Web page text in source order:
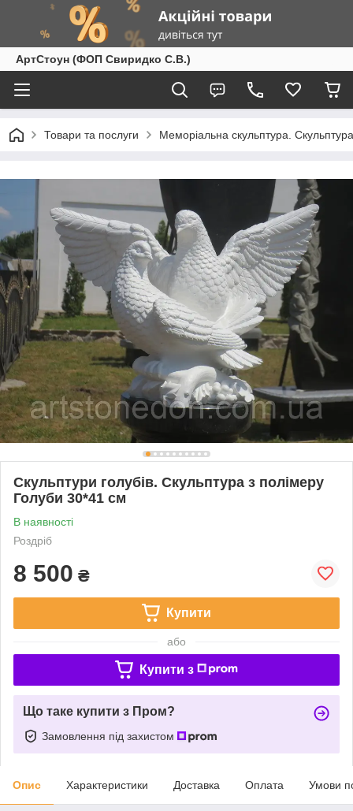
АртСтоун (ФОП Свиридко С.В.)
Товари та послуги Меморіальна скульптура.
Скульптури голубів. Скульптура з полімеру
Голуби 30*41 см
В наявності
Роздріб
8 500 ₴
Купити
або
Купити з
Що таке купити з Пром?
Замовлення під захистом
Опис Характеристики Доставка Оплата Умови